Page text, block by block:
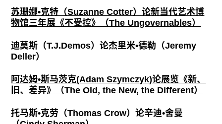
苏珊娜•克特（Suzanne Cotter）论新当代艺术博
物馆三年展《不受控》（The Ungovernables）
迪莫斯（T.J.Demos）论杰里米•德勒（Jeremy
Deller）
阿达姆•斯马茨克(Adam Szymczyk)论展览《新、
旧、差异》（The Old, the New, the Different）
托马斯•克劳（Thomas Crow）论辛迪•舍曼